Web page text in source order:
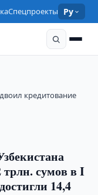
Спецпроекты Ру
кредитование
трлн. сумов в I
14,4